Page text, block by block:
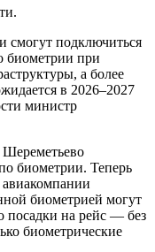
смогут подключиться
биометрии при
а более
в 2026–2027
министр
биометрии. Теперь
биометрией могут
посадки на рейс — без
биометрические